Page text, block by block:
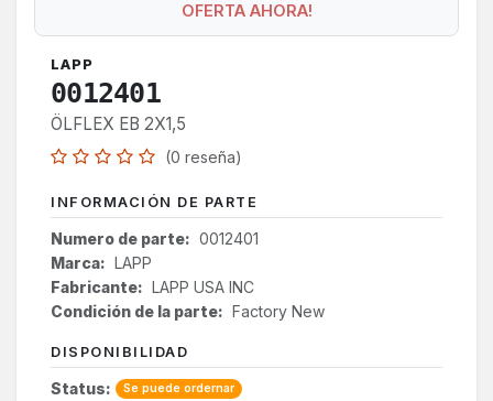
OFERTA AHORA!
LAPP
0012401
ÖLFLEX EB 2X1,5
(0 reseña)
INFORMACIÓN DE PARTE
Numero de parte: 0012401
Marca: LAPP
Fabricante: LAPP USA INC
Condición de la parte: Factory New
DISPONIBILIDAD
Status: Se puede ordernar